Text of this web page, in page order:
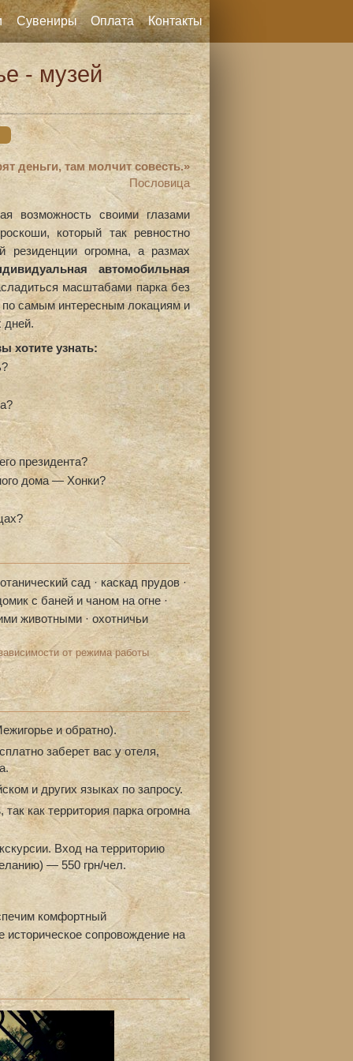
Сувениры Оплата Контакты
- музей
деньги, там молчит совесть.»
Пословица
возможность своими глазами
который так ревностно
резиденции огромна, а размах
автомобильная
масштабами парка без
самым интересным локациям и
дней.
хотите узнать:
президента?
дома — Хонки?
сад · каскад прудов ·
с баней и чаном на огне ·
животными · охотничьи
от режима работы
и обратно).
заберет вас у отеля,
и других языках по запросу.
, так как территория парка огромна
Вход на территорию
— 550 грн/чел.
комфортный
сопровождение на